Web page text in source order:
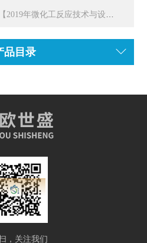
年微化工反应技术与设备展览会】
品目录
，关注我们